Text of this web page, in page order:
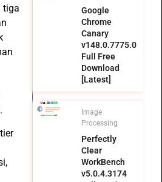
tiga
Google
Chrome
Canary
v148.0.7775.0
Full Free
Download
[Latest]
Image
Processing
Perfectly
Clear
WorkBench
v5.0.4.3174